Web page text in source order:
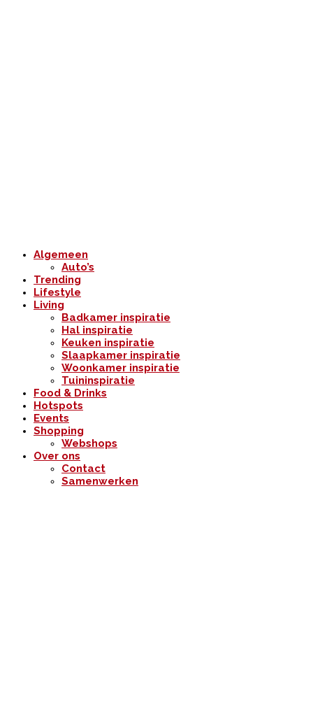
Algemeen
Auto’s
Trending
Lifestyle
Living
Badkamer inspiratie
Hal inspiratie
Keuken inspiratie
Slaapkamer inspiratie
Woonkamer inspiratie
Tuininspiratie
Food & Drinks
Hotspots
Events
Shopping
Webshops
Over ons
Contact
Samenwerken